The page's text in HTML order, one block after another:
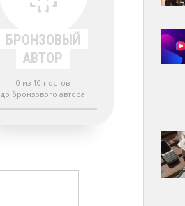
БРОНЗОВЫЙ
АВТОР
0 из 10 постов
до бронзового автора